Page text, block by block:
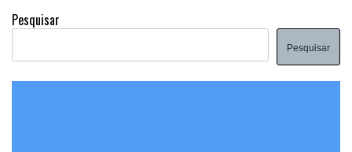
Pesquisar
Pesquisar